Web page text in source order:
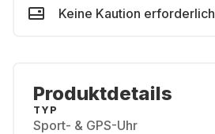
Keine Kaution erforderlich
Produktdetails
TYP
Sport- & GPS-Uhr